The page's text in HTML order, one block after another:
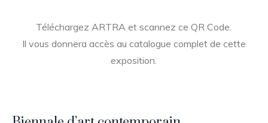
Téléchargez ARTRA et scannez ce QR Code.
Il vous donnera accès au catalogue complet de cette
exposition.